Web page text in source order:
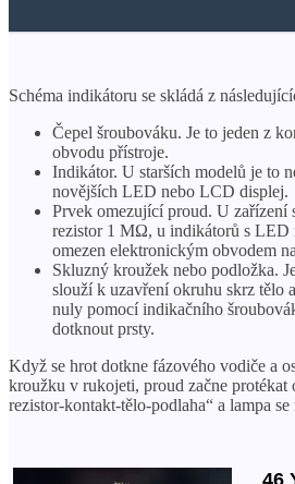
Schéma indikátoru se skládá z
Čepel šroubováku. Je to jeden z
obvodu přístroje.
Indikátor. U starších modelů je to
novějších LED nebo LCD displej.
Prvek omezující proud. U zařízení
rezistor 1 MΩ, u indikátorů s LED
omezen elektronickým obvodem
Skluzný kroužek nebo podložka.
slouží k uzavření okruhu skrz tělo
nuly pomocí indikačního
dotknout prsty.
Když se hrot dotkne fázového vodiče a
kroužku v rukojeti, proud začne protékat
rezistor-kontakt-tělo-podlaha“ a lampa